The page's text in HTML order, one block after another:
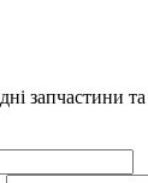
запчастини